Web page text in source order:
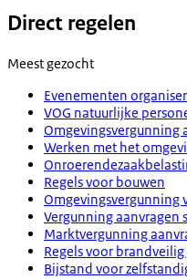
Direct regelen
Meest gezocht
Evenementen
VOG natuurlijke
Omgevingsvergunning
Werken met het
Regels voor bouwen
Omgevingsvergunning
Vergunning aanvragen
Marktvergunning
Regels voor
Bijstand voor